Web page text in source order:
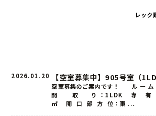
レック
2026.01.20 【空室募集中】905号室（
空室募集のご案内です！ ル ー
間 取 り ：1LDK 専 有
㎡ 開 口 部 方 位：東 ...